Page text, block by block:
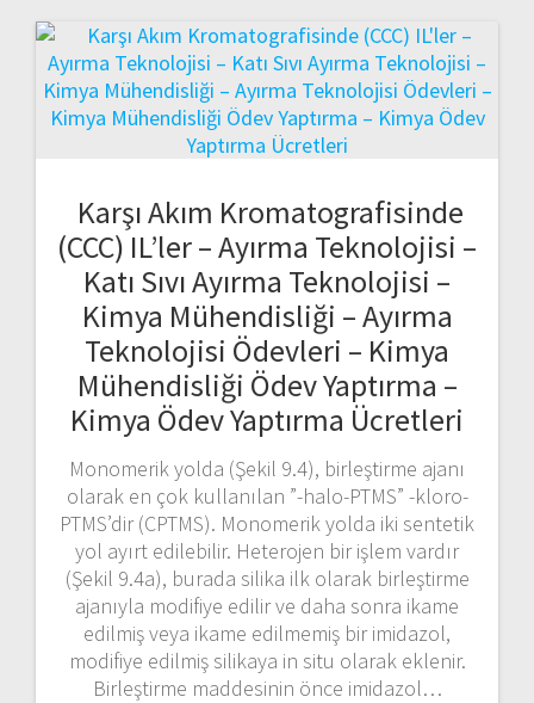
Karşı Akım Kromatografisinde
(CCC) IL’ler – Ayırma Teknolojisi –
Katı Sıvı Ayırma Teknolojisi –
Kimya Mühendisliği – Ayırma
Teknolojisi Ödevleri – Kimya
Mühendisliği Ödev Yaptırma –
Kimya Ödev Yaptırma Ücretleri
Monomerik yolda (Şekil 9.4), birleştirme ajanı
olarak en çok kullanılan ”-halo-PTMS” -kloro-
PTMS’dir (CPTMS). Monomerik yolda iki sentetik
yol ayırt edilebilir. Heterojen bir işlem vardır
(Şekil 9.4a), burada silika ilk olarak birleştirme
ajanıyla modifiye edilir ve daha sonra ikame
edilmiş veya ikame edilmemiş bir imidazol,
modifiye edilmiş silikaya in situ olarak eklenir.
Birleştirme maddesinin önce imidazol…